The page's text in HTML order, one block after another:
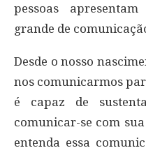
pessoas
grande de
Desde o nosso
nos comunicarmos
é capaz de
comunicar-se com
entenda essa